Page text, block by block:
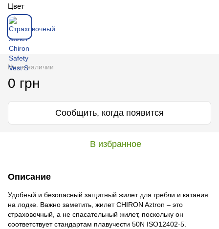
Цвет
Нет в наличии
0 грн
Сообщить, когда появится
В избранное
Описание
Удобный и безопасный защитный жилет для гребли и катания
на лодке. Важно заметить, жилет CHIRON Aztron – это
страховочный, а не спасательный жилет, поскольку он
соответствует стандартам плавучести 50N ISO12402-5.